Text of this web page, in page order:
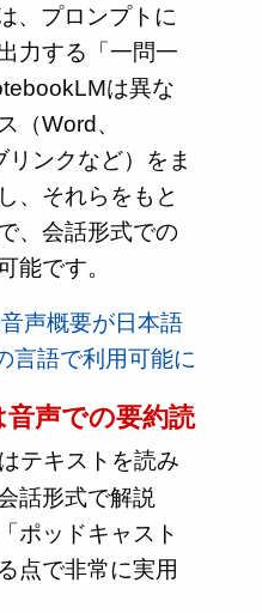
、プロンプトに
力する「一問一
は異な
（Word、
ンクなど）をま
、それらをもと
、会話形式での
能です。
声概要が日本語
言語で利用可能に
声での要約読
テキストを読み
話形式で解説
ポッドキャスト
点で非常に実用